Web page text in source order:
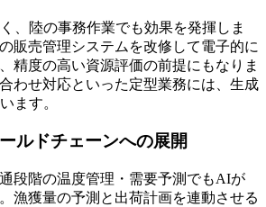
、陸の事務作業でも効果を発揮しま
販売管理システムを改修して電子的に
精度の高い資源評価の前提にもなりま
わせ対応といった定型業務には、生成
ます。
ルドチェーンへの展開
段階の温度管理・需要予測でもAIが
漁獲量の予測と出荷計画を連動させる